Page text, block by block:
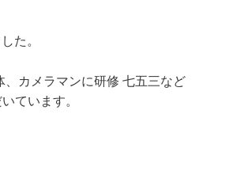
た。
、カメラマンに研修 七五三など
ています。